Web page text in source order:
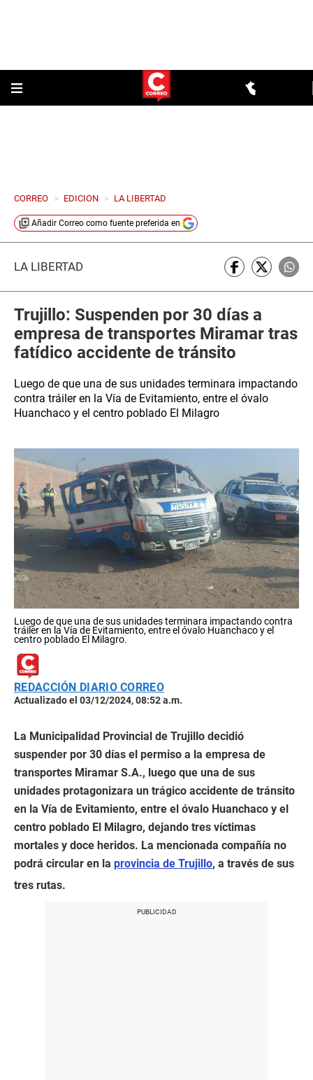
CORREO > EDICION > LA LIBERTAD
Añadir Correo como fuente preferida en
LA LIBERTAD
Trujillo: Suspenden por 30 días a
empresa de transportes Miramar tras
fatídico accidente de tránsito
Luego de que una de sus unidades terminara impactando
contra tráiler en la Vía de Evitamiento, entre el óvalo
Huanchaco y el centro poblado El Milagro
Luego de que una de sus unidades terminara impactando contra
tráiler en la Vía de Evitamiento, entre el óvalo Huanchaco y el
centro poblado El Milagro.
REDACCIÓN DIARIO CORREO
Actualizado el 03/12/2024, 08:52 a.m.
La Municipalidad Provincial de Trujillo decidió
suspender por 30 días el permiso a la empresa de
transportes Miramar S.A., luego que una de sus
unidades protagonizara un trágico accidente de tránsito
en la Vía de Evitamiento, entre el óvalo Huanchaco y el
centro poblado El Milagro, dejando tres víctimas
mortales y doce heridos. La mencionada compañía no
podrá circular en la provincia de Trujillo, a través de sus
tres rutas.